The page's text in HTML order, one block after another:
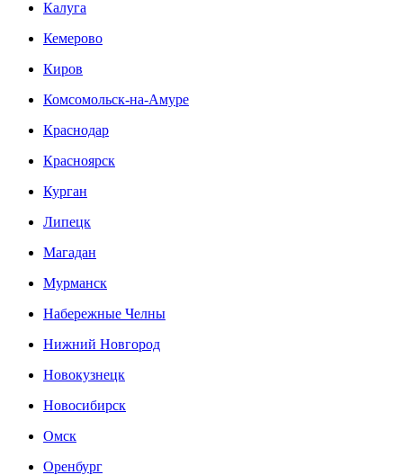
Калуга
Кемерово
Киров
Комсомольск-на-Амуре
Краснодар
Красноярск
Курган
Липецк
Магадан
Мурманск
Набережные Челны
Нижний Новгород
Новокузнецк
Новосибирск
Омск
Оренбург